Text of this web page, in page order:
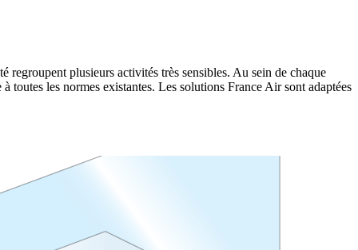
regroupent plusieurs activités très sensibles. Au sein de chaque
toutes les normes existantes. Les solutions France Air sont adaptées